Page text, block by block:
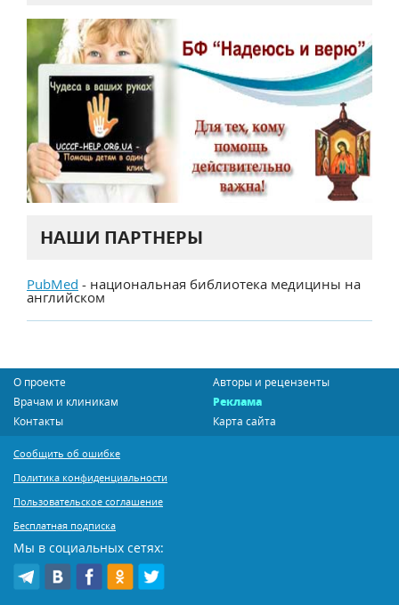
НАШИ ПАРТНЕРЫ
PubMed - национальная библиотека медицины на
английском
О проекте
Авторы и рецензенты
Врачам и клиникам
Реклама
Контакты
Карта сайта
Сообщить об ошибке
Политика конфиденциальности
Пользовательское соглашение
Бесплатная подписка
Мы в социальных сетях: